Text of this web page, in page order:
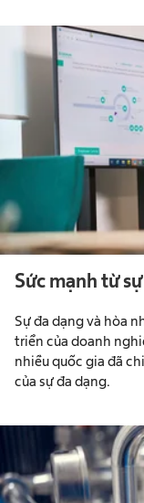
Sức mạnh từ
Sự đa dạng và hòa
triển của doanh
nhiều quốc gia đã
của sự đa dạng.